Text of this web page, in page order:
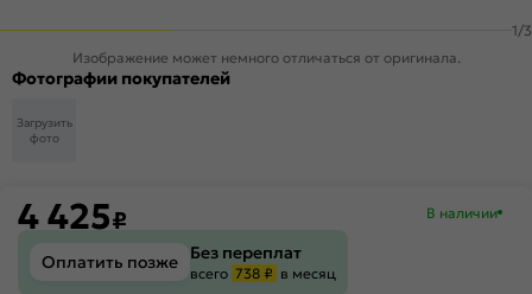
1/3
Изображение может немного отличаться от оригинала.
Фотографии покупателей
Загрузить
фото
4 425₽ В наличии
Оплатить позже Без переплат
всего 738 ₽ в месяц